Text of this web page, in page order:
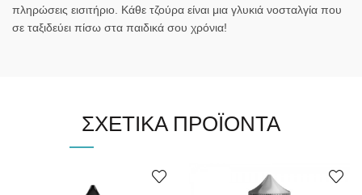
πληρώσεις εισιτήριο. Κάθε τζούρα είναι μια γλυκιά νοσταλγία που
σε ταξιδεύει πίσω στα παιδικά σου χρόνια!
ΣΧΕΤΙΚΆ ΠΡΟΪΌΝΤΑ